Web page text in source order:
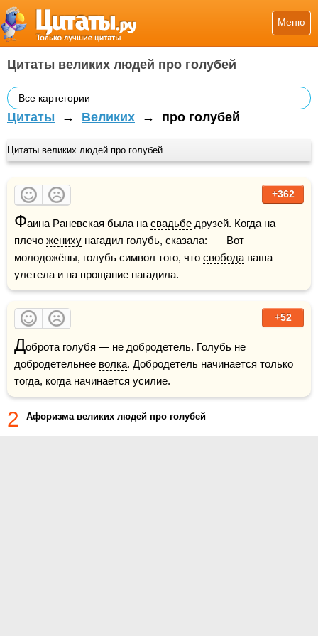
Меню
Цитаты великих людей про голубей
Все картегории
Цитаты → Великих → про голубей
Цитаты великих людей про голубей
+362
Фаина Раневская была на свадьбе друзей. Когда на
плечо жениху нагадил голубь, сказала:  — Вот
молодожёны, голубь символ того, что свобода ваша
улетела и на прощание нагадила.
+52
Доброта голубя — не добродетель. Голубь не
добродетельнее волка. Добродетель начинается только
тогда, когда начинается усилие.
2 Афоризма великих людей про голубей